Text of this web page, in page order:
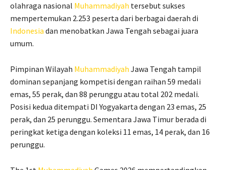
olahraga nasional Muhammadiyah tersebut sukses
mempertemukan 2.253 peserta dari berbagai daerah di
Indonesia dan menobatkan Jawa Tengah sebagai juara
umum.
Pimpinan Wilayah Muhammadiyah Jawa Tengah tampil
dominan sepanjang kompetisi dengan raihan 59 medali
emas, 55 perak, dan 88 perunggu atau total 202 medali.
Posisi kedua ditempati DI Yogyakarta dengan 23 emas, 25
perak, dan 25 perunggu. Sementara Jawa Timur berada di
peringkat ketiga dengan koleksi 11 emas, 14 perak, dan 16
perunggu.